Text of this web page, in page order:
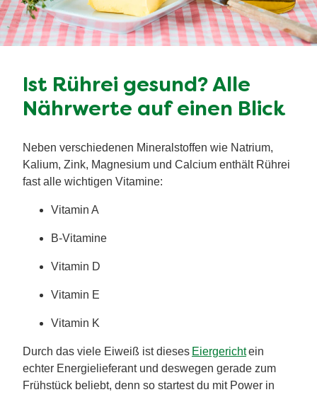
Ist Rührei gesund? Alle
Nährwerte auf einen Blick
Neben verschiedenen Mineralstoffen wie Natrium,
Kalium, Zink, Magnesium und Calcium enthält Rührei
fast alle wichtigen Vitamine:
Vitamin A
B-Vitamine
Vitamin D
Vitamin E
Vitamin K
Durch das viele Eiweiß ist dieses Eiergerichtein
echter Energielieferant und deswegen gerade zum
Frühstück beliebt, denn so startest du mit Power in